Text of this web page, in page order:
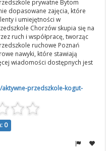
prywatne Bytom
dopasowane zajęcia, które
i umiejętności w
Chorzów skupia się na
ruch i współpracę, tworząc
ruchowe Poznań
nawyki, które stawiają
wiadomości dostępnych jest
przedszkole-kogut-
0